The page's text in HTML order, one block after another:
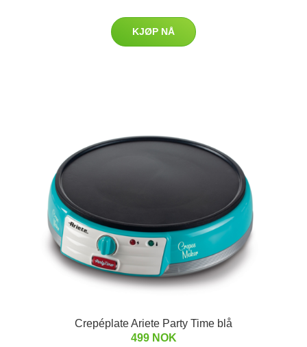
KJØP NÅ
Crepéplate Ariete Party Time blå
499 NOK